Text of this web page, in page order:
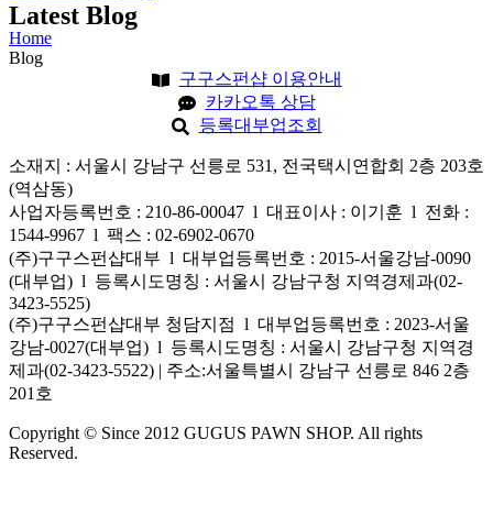
Latest Blog
Home
Blog
구구스펀샵 이용안내
카카오톡 상담
등록대부업조회
소재지 : 서울시 강남구 선릉로 531, 전국택시연합회 2층 203호
(역삼동)
사업자등록번호 : 210-86-00047 l 대표이사 : 이기훈 l 전화 :
1544-9967 l 팩스 : 02-6902-0670
(주)구구스펀샵대부 l 대부업등록번호 : 2015-서울강남-0090
(대부업) l 등록시도명칭 : 서울시 강남구청 지역경제과(02-
3423-5525)
(주)구구스펀샵대부 청담지점 l 대부업등록번호 : 2023-서울
강남-0027(대부업) l 등록시도명칭 : 서울시 강남구청 지역경
제과(02-3423-5522) | 주소:서울특별시 강남구 선릉로 846 2층
201호
Copyright © Since 2012 GUGUS PAWN SHOP. All rights
Reserved.